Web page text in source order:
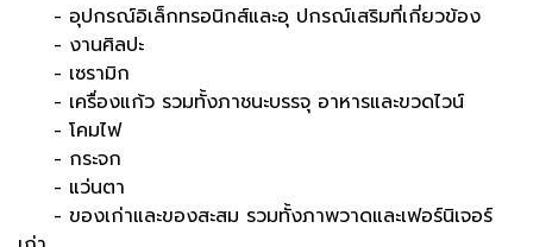
- อุปกรณ์อิเล็กทรอนิกส์และอุ ปกรณ์เสริมที่เกี่ยวข้อง
- งานศิลปะ
- เซรามิก
- เครื่องแก้ว รวมทั้งภาชนะบรรจุ อาหารและขวดไวน์
- โคมไฟ
- กระจก
- แว่นตา
- ของเก่าและของสะสม รวมทั้งภาพวาดและเฟอร์นิเจอร์